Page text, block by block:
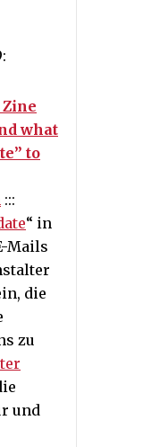
what
to
:::
“ in
Mails
die
zu
und